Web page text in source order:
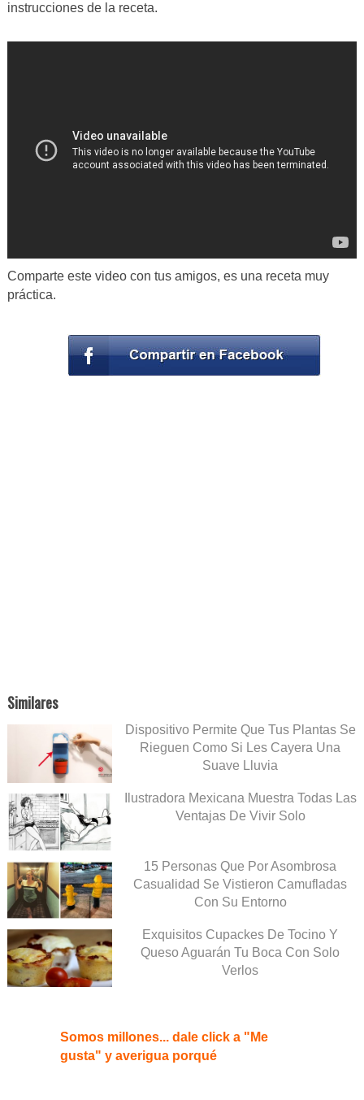
instrucciones de la receta.
Comparte este video con tus amigos, es una receta muy
práctica.
Similares
Dispositivo Permite Que Tus Plantas Se
Rieguen Como Si Les Cayera Una
Suave Lluvia
Ilustradora Mexicana Muestra Todas Las
Ventajas De Vivir Solo
15 Personas Que Por Asombrosa
Casualidad Se Vistieron Camufladas
Con Su Entorno
Exquisitos Cupackes De Tocino Y
Queso Aguarán Tu Boca Con Solo
Verlos
Somos millones... dale click a "Me
gusta" y averigua porqué